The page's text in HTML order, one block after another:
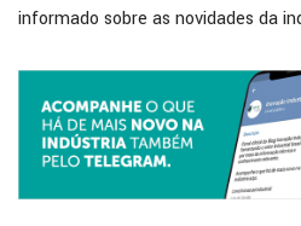
informado sobre as novidades da